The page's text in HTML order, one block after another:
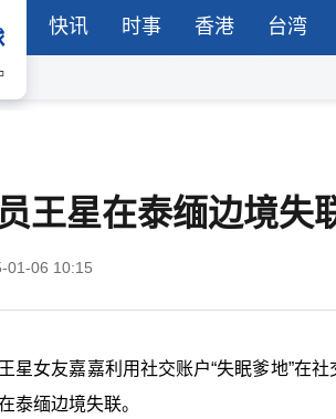
快讯 时事 香港 台湾
王星在泰缅边境失
01-06 10:15
星女友嘉嘉利用社交账户“失眠爹地”在
泰缅边境失联。